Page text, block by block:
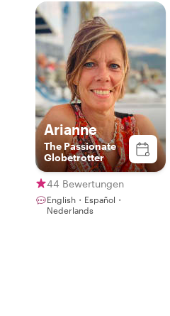
Arianne
The Passionate
Globetrotter
44 Bewertungen
English・Español・
Nederlands